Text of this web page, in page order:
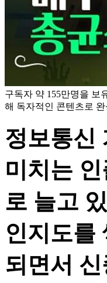
구독자 약 155만명을 보
해 독자적인 콘텐츠로
정보통신
미치는
로 늘고
인지도를
되면서